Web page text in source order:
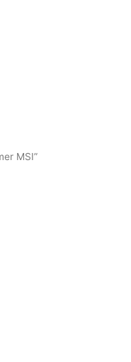
MSI”